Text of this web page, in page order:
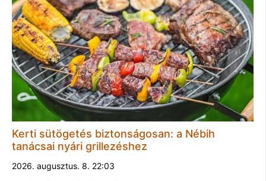
Kerti sütögetés biztonságosan: a Nébih
tanácsai nyári grillezéshez
2026. augusztus. 8. 22:03